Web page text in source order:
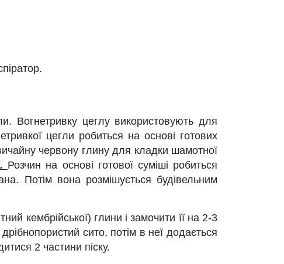
Вогнетривку цеглу використовують для
цегли робиться на основі готових
червону глину для кладки шамотної
Розчин на основі готової суміші робиться
Потім вона розмішується будівельним
кембрійської) глини і замочити її на 2-3
сито, потім в неї додається
2 частини піску.